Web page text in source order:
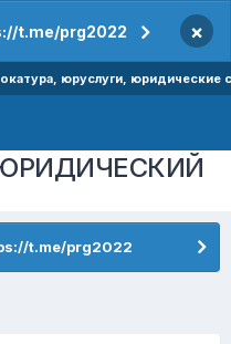
t.me/prg2022 ×
юруслуги, юридические
t.me/prg2022